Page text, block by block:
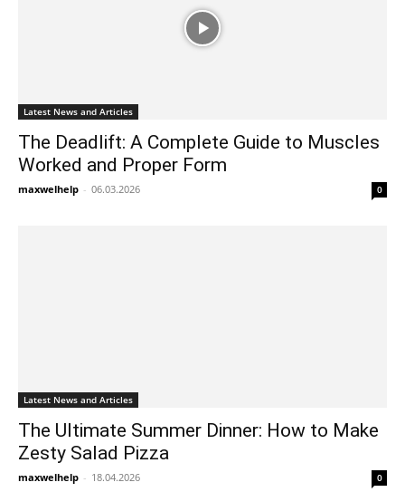
Latest News and Articles
The Deadlift: A Complete Guide to Muscles
Worked and Proper Form
maxwelhelp - 06.03.2026 0
Latest News and Articles
The Ultimate Summer Dinner: How to Make
Zesty Salad Pizza
maxwelhelp - 18.04.2026 0